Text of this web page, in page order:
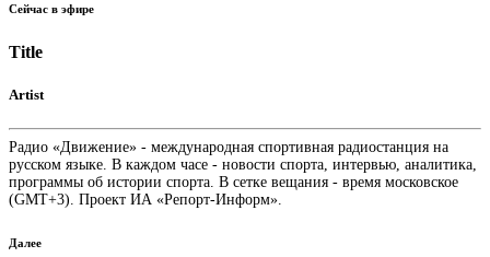
Сейчас в эфире
Title
Artist
Радио «Движение» - международная спортивная радиостанция на
русском языке. В каждом часе - новости спорта, интервью, аналитика,
программы об истории спорта. В сетке вещания - время московское
(GMT+3). Проект ИА «Репорт-Информ».
Далее